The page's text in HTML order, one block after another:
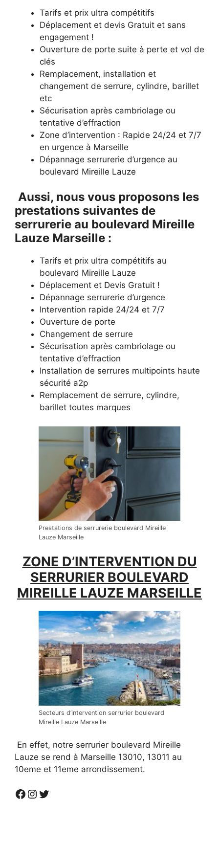
Tarifs et prix ultra compétitifs
Déplacement et devis Gratuit et sans
engagement !
Ouverture de porte suite à perte et vol de
clés
Remplacement, installation et
changement de serrure, cylindre, barillet
etc
Sécurisation après cambriolage ou
tentative d’effraction
Zone d’intervention : Rapide 24/24 et 7/7
en urgence à Marseille
Dépannage serrurerie d’urgence au
boulevard Mireille Lauze
Aussi, nous vous proposons les
prestations suivantes de
serrurerie au boulevard Mireille
Lauze Marseille :
Tarifs et prix ultra compétitifs au
boulevard Mireille Lauze
Déplacement et Devis Gratuit !
Dépannage serrurerie d’urgence
Intervention rapide 24/24 et 7/7
Ouverture de porte
Changement de serrure
Sécurisation après cambriolage ou
tentative d’effraction
Installation de serrures multipoints haute
sécurité a2p
Remplacement de serrure, cylindre,
barillet toutes marques
Prestations de serrurerie boulevard Mireille
Lauze Marseille
ZONE D’INTERVENTION DU
SERRURIER BOULEVARD
MIREILLE LAUZE MARSEILLE
Secteurs d’intervention serrurier boulevard
Mireille Lauze Marseille
En effet, notre serrurier boulevard Mireille
Lauze se rend à Marseille 13010, 13011 au
10eme et 11eme arrondissement.
Facebook
Instagram
Twitter